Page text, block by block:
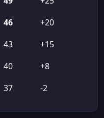
46
+20
43
+15
40
+8
37 -2